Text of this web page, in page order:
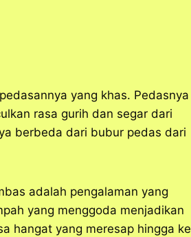
yang khas. Pedasnya
rasa gurih dan segar dari
berbeda dari bubur pedas dari
adalah pengalaman yang
yang menggoda menjadikan
hangat yang meresap hingga ke